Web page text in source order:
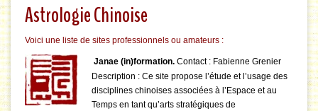
Astrologie Chinoise
Voici une liste de sites professionnels ou amateurs :
Janae (in)formation. Contact : Fabienne Grenier
Description : Ce site propose l’étude et l’usage des
disciplines chinoises associées à l’Espace et au
Temps en tant qu’arts stratégiques de